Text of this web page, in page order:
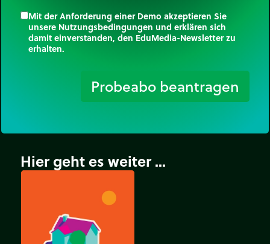
Mit der Anforderung einer Demo akzeptieren Sie
unsere Nutzungsbedingungen und erklären sich
damit einverstanden, den EduMedia-Newsletter zu
erhalten.
Probeabo beantragen
Hier geht es weiter ...